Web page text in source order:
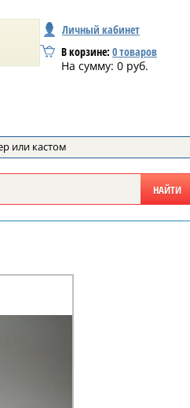
Личный кабинет
В корзине: 0товаров
На сумму: 0 руб.
или кастом